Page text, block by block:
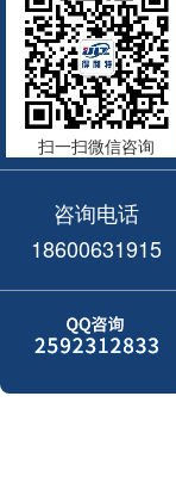
扫一扫微信咨询
咨询电话
18600631915